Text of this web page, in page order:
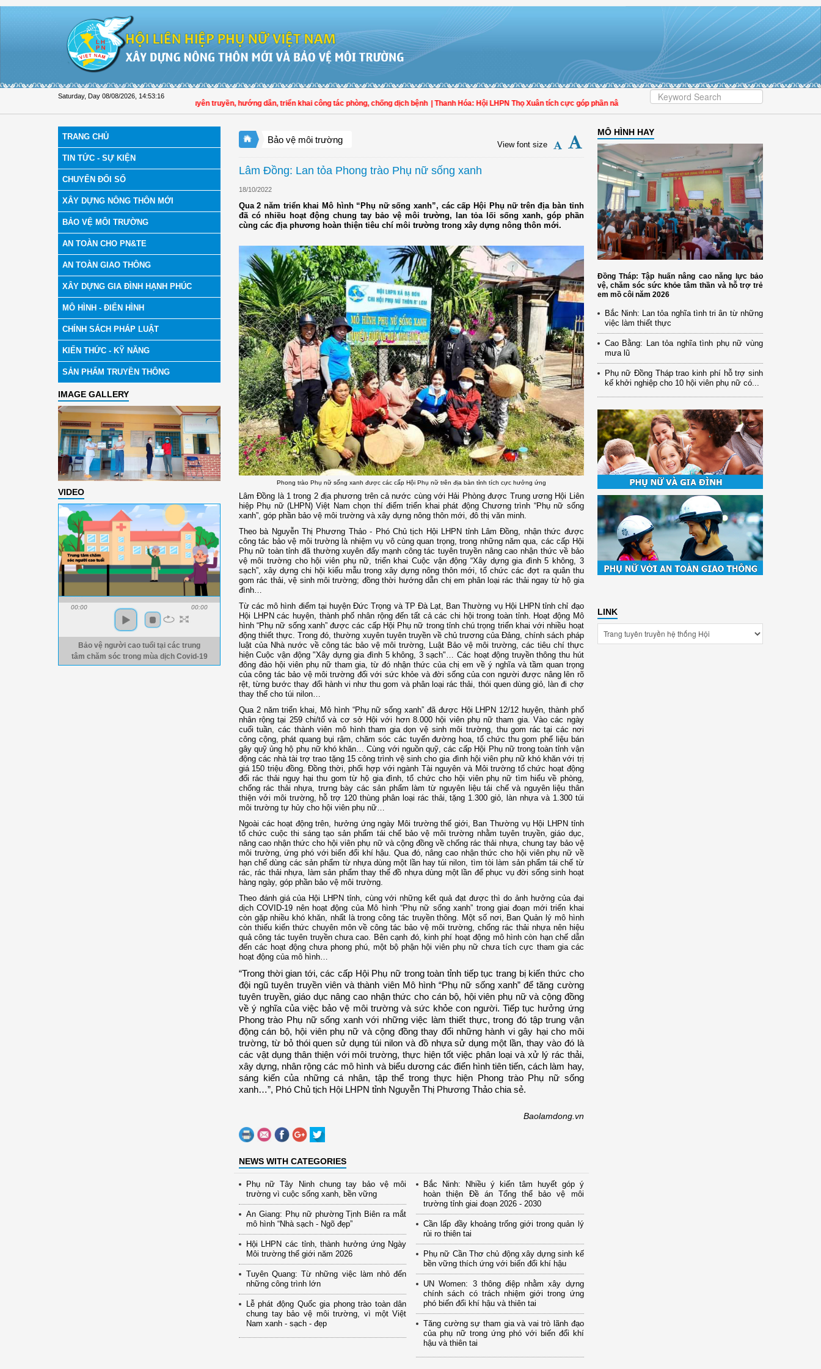
Saturday, Day 08/08/2026 14:53:17
Hội LHPN tỉnh Đồng Tháp tuyên truyền, hướng dẫn, triển khai công tác phòng, chống dịch bệnh | Thanh Hóa: Hội LHPN Thọ Xuân tích cực góp phần nâng cao tỷ lệ người dân tham gia bảo hiểm y tế
TRANG CHỦ
TIN TỨC - SỰ KIỆN
CHUYỂN ĐỔI SỐ
XÂY DỰNG NÔNG THÔN MỚI
BẢO VỆ MÔI TRƯỜNG
AN TOÀN CHO PN&TE
AN TOÀN GIAO THÔNG
XÂY DỰNG GIA ĐÌNH HẠNH PHÚC
MÔ HÌNH - ĐIỂN HÌNH
CHÍNH SÁCH PHÁP LUẬT
KIẾN THỨC - KỸ NĂNG
SẢN PHẨM TRUYỀN THÔNG
IMAGE GALLERY
VIDEO
00:00 00:00
Bảo vệ người cao tuổi tại các trung
tâm chăm sóc trong mùa dịch Covid-19
Bảo vệ môi trường View font size
Lâm Đồng: Lan tỏa Phong trào Phụ nữ sống xanh
18/10/2022
Qua 2 năm triển khai Mô hình “Phụ nữ sống xanh”, các cấp Hội Phụ nữ trên địa bàn tỉnh
đã có nhiều hoạt động chung tay bảo vệ môi trường, lan tỏa lối sống xanh, góp phần
cùng các địa phương hoàn thiện tiêu chí môi trường trong xây dựng nông thôn mới.
Phong trào Phụ nữ sống xanh được các cấp Hội Phụ nữ trên địa bàn tỉnh tích cực hưởng ứng
Lâm Đồng là 1 trong 2 địa phương trên cả nước cùng với Hải Phòng được Trung ương Hội Liên
hiệp Phụ nữ (LHPN) Việt Nam chọn thí điểm triển khai phát động Chương trình “Phụ nữ sống
xanh”, góp phần bảo vệ môi trường và xây dựng nông thôn mới, đô thị văn minh.
Theo bà Nguyễn Thị Phương Thảo - Phó Chủ tịch Hội LHPN tỉnh Lâm Đồng, nhận thức được
công tác bảo vệ môi trường là nhiệm vụ vô cùng quan trọng, trong những năm qua, các cấp Hội
Phụ nữ toàn tỉnh đã thường xuyên đẩy mạnh công tác tuyên truyền nâng cao nhận thức về bảo
vệ môi trường cho hội viên phụ nữ, triển khai Cuộc vận động “Xây dựng gia đình 5 không, 3
sạch”, xây dựng chi hội kiểu mẫu trong xây dựng nông thôn mới, tổ chức các đợt ra quân thu
gom rác thải, vệ sinh môi trường; đồng thời hướng dẫn chị em phân loại rác thải ngay từ hộ gia
đình…
Từ các mô hình điểm tại huyện Đức Trọng và TP Đà Lạt, Ban Thường vụ Hội LHPN tỉnh chỉ đạo
Hội LHPN các huyện, thành phố nhân rộng đến tất cả các chi hội trong toàn tỉnh. Hoạt động Mô
hình “Phụ nữ sống xanh” được các cấp Hội Phụ nữ trong tỉnh chú trọng triển khai với nhiều hoạt
động thiết thực. Trong đó, thường xuyên tuyên truyền về chủ trương của Đảng, chính sách pháp
luật của Nhà nước về công tác bảo vệ môi trường, Luật Bảo vệ môi trường, các tiêu chí thực
hiện Cuộc vận động "Xây dựng gia đình 5 không, 3 sạch"… Các hoạt động truyền thông thu hút
đông đảo hội viên phụ nữ tham gia, từ đó nhận thức của chị em về ý nghĩa và tầm quan trọng
của công tác bảo vệ môi trường đối với sức khỏe và đời sống của con người được nâng lên rõ
rệt, từng bước thay đổi hành vi như thu gom và phân loại rác thải, thói quen dùng giỏ, làn đi chợ
thay thế cho túi nilon…
Qua 2 năm triển khai, Mô hình “Phụ nữ sống xanh” đã được Hội LHPN 12/12 huyện, thành phố
nhân rộng tại 259 chi/tổ và cơ sở Hội với hơn 8.000 hội viên phụ nữ tham gia. Vào các ngày
cuối tuần, các thành viên mô hình tham gia dọn vệ sinh môi trường, thu gom rác tại các nơi
công cộng, phát quang bụi rậm, chăm sóc các tuyến đường hoa, tổ chức thu gom phế liệu bán
gây quỹ ủng hộ phụ nữ khó khăn… Cùng với nguồn quỹ, các cấp Hội Phụ nữ trong toàn tỉnh vận
động các nhà tài trợ trao tặng 15 công trình vệ sinh cho gia đình hội viên phụ nữ khó khăn với trị
giá 150 triệu đồng. Đồng thời, phối hợp với ngành Tài nguyên và Môi trường tổ chức hoạt động
đổi rác thải nguy hại thu gom từ hộ gia đình, tổ chức cho hội viên phụ nữ tìm hiểu về phòng,
chống rác thải nhựa, trưng bày các sản phẩm làm từ nguyên liệu tái chế và nguyên liệu thân
thiện với môi trường, hỗ trợ 120 thùng phân loại rác thải, tặng 1.300 giỏ, làn nhựa và 1.300 túi
môi trường tự hủy cho hội viên phụ nữ…
Ngoài các hoạt động trên, hưởng ứng ngày Môi trường thế giới, Ban Thường vụ Hội LHPN tỉnh
tổ chức cuộc thi sáng tạo sản phẩm tái chế bảo vệ môi trường nhằm tuyên truyền, giáo dục,
nâng cao nhận thức cho hội viên phụ nữ và cộng đồng về chống rác thải nhựa, chung tay bảo vệ
môi trường, ứng phó với biến đổi khí hậu. Qua đó, nâng cao nhận thức cho hội viên phụ nữ về
hạn chế dùng các sản phẩm từ nhựa dùng một lần hay túi nilon, tìm tòi làm sản phẩm tái chế từ
rác, rác thải nhựa, làm sản phẩm thay thế đồ nhựa dùng một lần để phục vụ đời sống sinh hoạt
hàng ngày, góp phần bảo vệ môi trường.
Theo đánh giá của Hội LHPN tỉnh, cùng với những kết quả đạt được thì do ảnh hưởng của đại
dịch COVID-19 nên hoạt động của Mô hình “Phụ nữ sống xanh” trong giai đoạn mới triển khai
còn gặp nhiều khó khăn, nhất là trong công tác truyền thông. Một số nơi, Ban Quản lý mô hình
còn thiếu kiến thức chuyên môn về công tác bảo vệ môi trường, chống rác thải nhựa nên hiệu
quả công tác tuyên truyền chưa cao. Bên cạnh đó, kinh phí hoạt động mô hình còn hạn chế dẫn
đến các hoạt động chưa phong phú, một bộ phận hội viên phụ nữ chưa tích cực tham gia các
hoạt động của mô hình…
“Trong thời gian tới, các cấp Hội Phụ nữ trong toàn tỉnh tiếp tục trang bị kiến thức cho
đội ngũ tuyên truyền viên và thành viên Mô hình “Phụ nữ sống xanh” để tăng cường
tuyên truyền, giáo dục nâng cao nhận thức cho cán bộ, hội viên phụ nữ và cộng đồng
về ý nghĩa của việc bảo vệ môi trường và sức khỏe con người. Tiếp tục hưởng ứng
Phong trào Phụ nữ sống xanh với những việc làm thiết thực, trong đó tập trung vận
động cán bộ, hội viên phụ nữ và cộng đồng thay đổi những hành vi gây hại cho môi
trường, từ bỏ thói quen sử dụng túi nilon và đồ nhựa sử dụng một lần, thay vào đó là
các vật dụng thân thiện với môi trường, thực hiện tốt việc phân loại và xử lý rác thải,
xây dựng, nhân rộng các mô hình và biểu dương các điển hình tiên tiến, cách làm hay,
sáng kiến của những cá nhân, tập thể trong thực hiện Phong trào Phụ nữ sống
xanh…”, Phó Chủ tịch Hội LHPN tỉnh Nguyễn Thị Phương Thảo chia sẻ.
Baolamdong.vn
NEWS WITH CATEGORIES
Phụ nữ Tây Ninh chung tay bảo vệ môi
trường vì cuộc sống xanh, bền vững
An Giang: Phụ nữ phường Tịnh Biên ra mắt
mô hình “Nhà sạch - Ngõ đẹp”
Hội LHPN các tỉnh, thành hưởng ứng Ngày
Môi trường thế giới năm 2026
Tuyên Quang: Từ những việc làm nhỏ đến
những công trình lớn
Lễ phát động Quốc gia phong trào toàn dân
chung tay bảo vệ môi trường, vì một Việt
Nam xanh - sạch - đẹp
Bắc Ninh: Nhiều ý kiến tâm huyết góp ý
hoàn thiện Đề án Tổng thể bảo vệ môi
trường tỉnh giai đoạn 2026 - 2030
Cần lấp đầy khoảng trống giới trong quản lý
rủi ro thiên tai
Phụ nữ Cần Thơ chủ động xây dựng sinh kế
bền vững thích ứng với biến đổi khí hậu
UN Women: 3 thông điệp nhằm xây dựng
chính sách có trách nhiệm giới trong ứng
phó biến đổi khí hậu và thiên tai
Tăng cường sự tham gia và vai trò lãnh đạo
của phụ nữ trong ứng phó với biến đổi khí
hậu và thiên tai
MÔ HÌNH HAY
Đồng Tháp: Tập huấn nâng cao năng lực bảo
vệ, chăm sóc sức khỏe tâm thần và hỗ trợ trẻ
em mồ côi năm 2026
Bắc Ninh: Lan tỏa nghĩa tình tri ân từ những
việc làm thiết thực
Cao Bằng: Lan tỏa nghĩa tình phụ nữ vùng
mưa lũ
Phụ nữ Đồng Tháp trao kinh phí hỗ trợ sinh
kế khởi nghiệp cho 10 hội viên phụ nữ có...
LINK